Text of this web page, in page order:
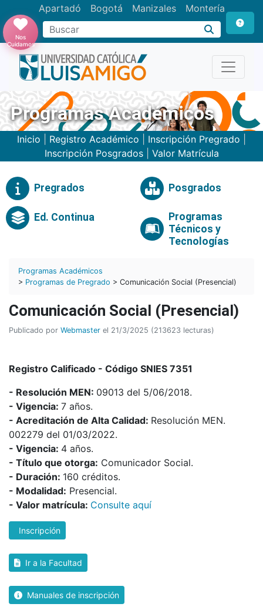
Apartadó Bogotá Manizales Montería
Buscar
Nos
Cuidamos
Programas Académicos
Inicio Registro Académico Inscripción Pregrado
Inscripción Posgrados| Valor Matrícula
Pregrados Posgrados
Ed. Continua
Programas
Técnicos y
Tecnologías
Programas Académicos
> Programas de Pregrado > Comunicación Social (Presencial)
Comunicación Social (Presencial)
Publicado por Webmaster el 21/3/2025 (213623 lecturas)
Registro Calificado - Código SNIES 7351
- Resolución MEN: 09013 del 5/06/2018.
- Vigencia: 7 años.
- Acreditación de Alta Calidad: Resolución MEN.
002279 del 01/03/2022.
- Vigencia: 4 años.
- Título que otorga: Comunicador Social.
- Duración: 160 créditos.
- Modalidad: Presencial.
- Valor matrícula: Consulte aquí
Inscripción
Ir a la Facultad
Manuales de inscripción